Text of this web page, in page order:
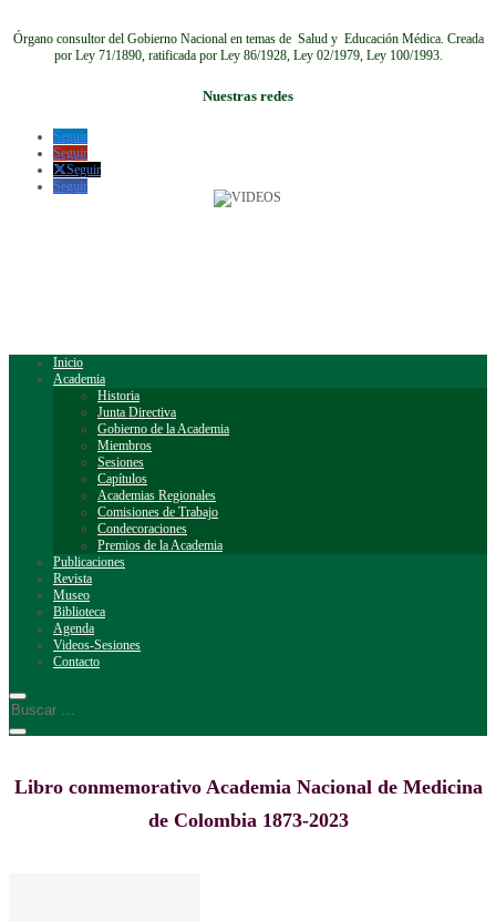
Órgano consultor del Gobierno Nacional en temas de Salud y Educación Médica. Creada
por Ley 71/1890, ratificada por Ley 86/1928, Ley 02/1979, Ley 100/1993.
Nuestras redes
Seguir
Seguir
Seguir
Seguir
Inicio
Academia
Historia
Junta Directiva
Gobierno de la Academia
Miembros
Sesiones
Capítulos
Academias Regionales
Comisiones de Trabajo
Condecoraciones
Premios de la Academia
Publicaciones
Revista
Museo
Biblioteca
Agenda
Videos-Sesiones
Contacto
Libro conmemorativo Academia Nacional de Medicina
de Colombia 1873-2023